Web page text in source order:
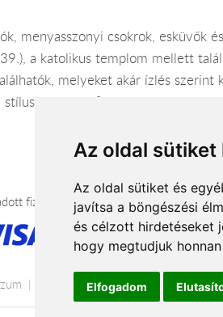
Az oldal sütiket
Az oldal sütiket és
javítsa a böngészési
és célzott hirdetéseket
hogy megtudjuk
Elfogadom
menyasszonyi csokrok, esküvők
a katolikus templom mellett
melyeket akár ízlés
mellett a fiatalosabb,
fizetési módok
Adatkezelési tájékoztató